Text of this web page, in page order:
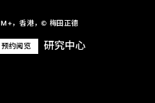
M+，香港，© 梅田正德
预约阅览 研究中心